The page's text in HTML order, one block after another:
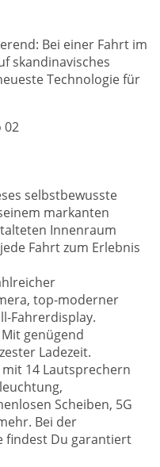
Bei einer Fahrt im
skandinavisches
Technologie für
selbstbewusste
markanten
Innenraum
Fahrt zum Erlebnis
top-moderner
Fahrerdisplay.
Mit genügend
Ladezeit.
mit 14 Lautsprechern
Scheiben, 5G
Bei der
findest Du garantiert